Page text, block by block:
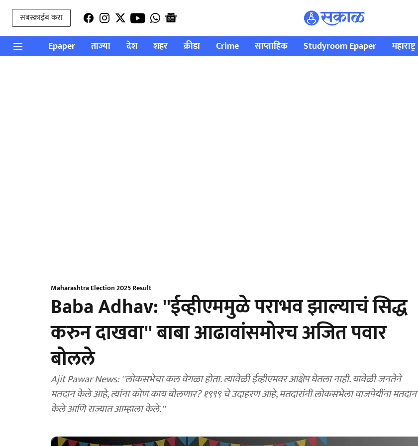
सबस्क्राईब करा
Epaper ताज्या देश शहर क्रीडा Crime साप्ताहिक Studyroom Epaper महाराष्ट्र
Maharashtra Election 2025 Result
Baba Adhav: ''ईव्हीएममुळे पराभव झाल्याचं सिद्ध
करुन दाखवा'' बाबा आढावांसमोरच अजित पवार
बोलले
Ajit Pawar News: ''लोकसभेचा कल वेगळा होता. त्यावेळी ईव्हीएमवर आक्षेप घेतला नाही. यावेळी ⁠जनतेने
मतदान केले आहे, त्यांना कोण काय बोलणार? ⁠१९९९ चे उदाहरण आहे, मतदारांनी लोकसभेला वाजपेयींना मतदान
केले आणि राज्यात आम्हाला केले.''